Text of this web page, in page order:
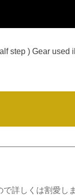
step ) Gear
で詳しくは割愛し